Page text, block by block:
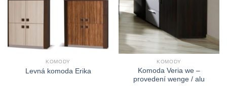
KOMODY
Levná komoda Erika
KOMODY
Komoda Veria we –
provedení wenge / alu